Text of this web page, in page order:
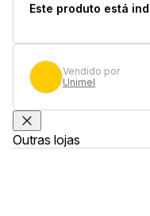
Este produto está
Vendido por
Unimel
Outras lojas